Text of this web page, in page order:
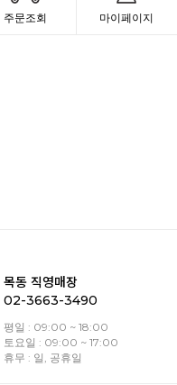
주문조회 마이페이지
목동 직영매장
02-3663-3490
평일 : 09:00 ~ 18:00
토요일 : 09:00 ~ 17:00
휴무 : 일, 공휴일